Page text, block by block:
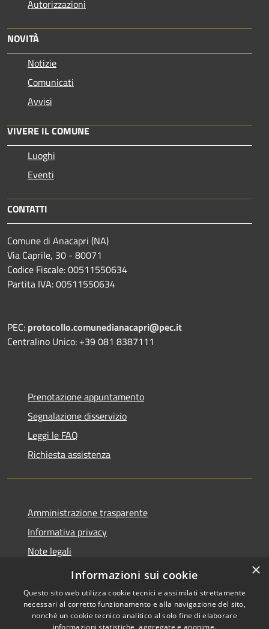
Autorizzazioni
NOVITÀ
Notizie
Comunicati
Avvisi
VIVERE IL COMUNE
Luoghi
Eventi
CONTATTI
Comune di Anacapri (NA)
Via Caprile, 30 - 80071
Codice Fiscale: 00511550634
Partita IVA: 00511550634
PEC: protocollo.comunedianacapri@pec.it
Centralino Unico: +39 081 8387111
Prenotazione appuntamento
Segnalazione disservizio
Leggi le FAQ
Richiesta assistenza
Amministrazione trasparente
Informativa privacy
Note legali
Dichiarazione di accessibilità
×
Informazioni sui cookie
Questo sito web utilizza cookie tecnici e assimilati strettamente
necessari al corretto funzionamento e alla navigazione del sito,
nonché un cookie tecnico analitico al solo fine di elaborare
informazioni statistiche, aggregate e anonime.